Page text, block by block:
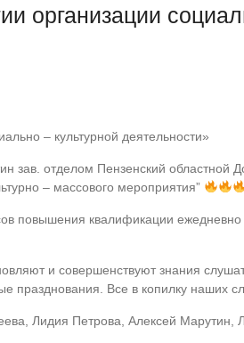
организации
– культурной деятельности»
зав. отделом Пензенский областной
– массового мероприятия”
повышения квалификации
и совершенствуют знания
празднования. Все в копилку наших
Лидия Петрова, Алексей Марутин,